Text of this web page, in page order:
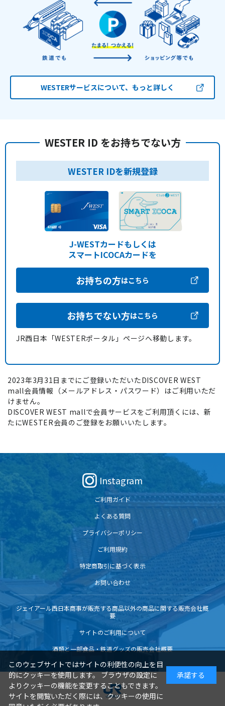
WESTERサービスについて、もっと詳しく
WESTER ID をお持ちでない方
WESTER IDを新規登録
J-WESTカードもしくは
スマートICOCAカードを
お持ちの方はこちら
お持ちでない方はこちら
JR西日本「WESTERポータル」ページへ移動します。
2023年3月31日までにご登録いただいたDISCOVER WEST
mall会員情報（メールアドレス・パスワード）はご利用いただ
けません。
DISCOVER WEST mallで会員サービスをご利用頂くには、新
たにWESTER会員のご登録をお願いいたします。
Instagram
ご利用ガイド
よくある質問
プライバシーポリシー
ご利用規約
特定商取引に基づく表示
お問い合わせ
ジェイアール西日本商事が販売する商品以外の商品に関する販売会社概
要
サイトのご利用について
酒類と一部食品・鉄道グッズの販売会社概要
このウェブサイトではサイトの利便性の向上を目
的にクッキーを使用します。 ブラウザの設定に
よりクッキーの機能を変更することもできます。
サイトを閲覧いただく際には、クッキーの使用に
承諾する